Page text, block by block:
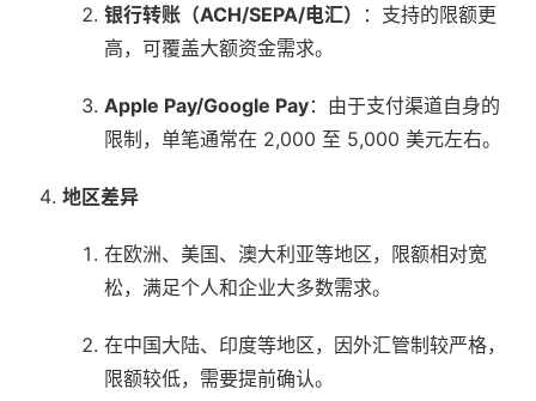
银行转账（ACH/SEPA/电汇）
：支持的限额更
高，可覆盖大额资金需求。
Apple Pay/Google Pay：由于支付渠道自身的
限制，单笔通常在 2,000 至 5,000 美元左右。
地区差异
在欧洲、美国、澳大利亚等地区，限额相对宽
松，满足个人和企业大多数需求。
在中国大陆、印度等地区，因外汇管制较严格，
限额较低，需要提前确认。